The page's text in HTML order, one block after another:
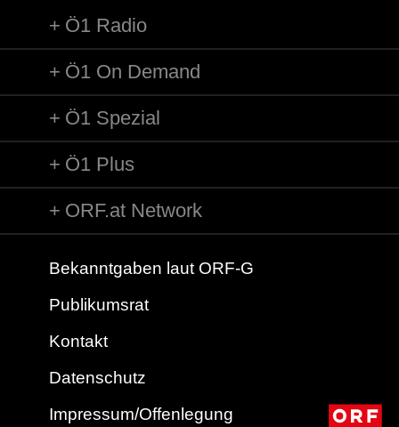
Ö1 Radio
Ö1 On Demand
Ö1 Spezial
Ö1 Plus
ORF.at Network
Bekanntgaben laut ORF-G
Publikumsrat
Kontakt
Datenschutz
Impressum/Offenlegung